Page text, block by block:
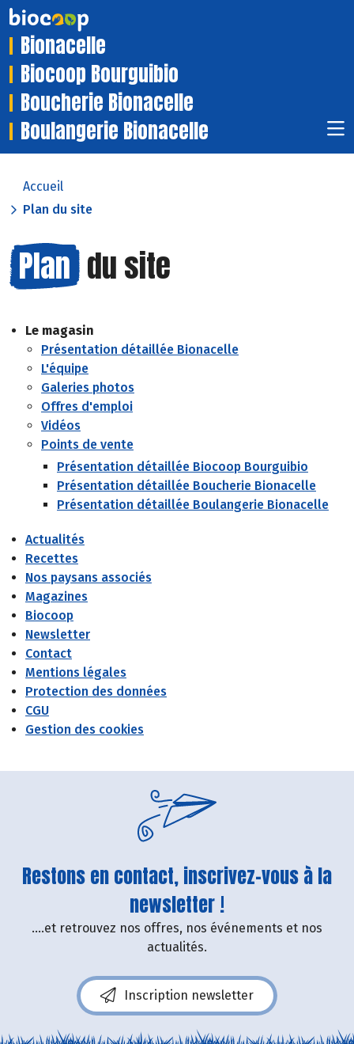
Bionacelle
Biocoop Bourguibio
Boucherie Bionacelle
Boulangerie Bionacelle
Accueil
Plan du site
Plan du site
Le magasin
Présentation détaillée Bionacelle
L'équipe
Galeries photos
Offres d'emploi
Vidéos
Points de vente
Présentation détaillée Biocoop Bourguibio
Présentation détaillée Boucherie Bionacelle
Présentation détaillée Boulangerie Bionacelle
Actualités
Recettes
Nos paysans associés
Magazines
Biocoop
Newsletter
Contact
Mentions légales
Protection des données
CGU
Gestion des cookies
Restons en contact, inscrivez-vous à la
newsletter !
....et retrouvez nos offres, nos événements et nos
actualités.
Inscription newsletter